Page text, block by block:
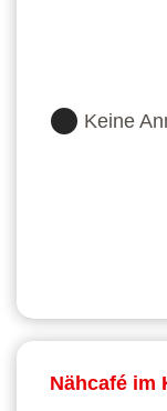
Keine
Nähcafé im